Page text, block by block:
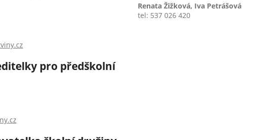
pro předškolní
Renata Žižková, Iva Petrášová
tel: 537 026 420